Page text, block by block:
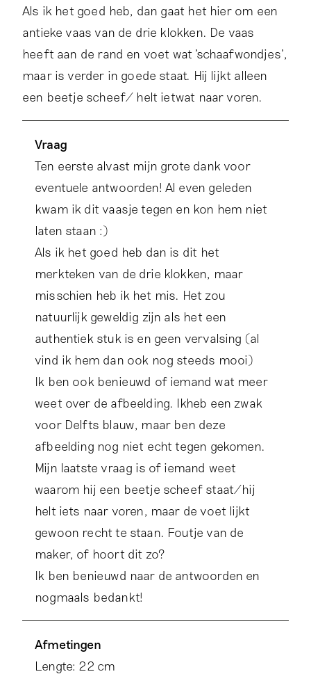
Als ik het goed heb, dan gaat het hier om een
antieke vaas van de drie klokken. De vaas
heeft aan de rand en voet wat 'schaafwondjes',
maar is verder in goede staat. Hij lijkt alleen
een beetje scheef/ helt ietwat naar voren.
Vraag
Ten eerste alvast mijn grote dank voor
eventuele antwoorden! Al even geleden
kwam ik dit vaasje tegen en kon hem niet
laten staan :)
Als ik het goed heb dan is dit het
merkteken van de drie klokken, maar
misschien heb ik het mis. Het zou
natuurlijk geweldig zijn als het een
authentiek stuk is en geen vervalsing (al
vind ik hem dan ook nog steeds mooi)
Ik ben ook benieuwd of iemand wat meer
weet over de afbeelding. Ikheb een zwak
voor Delfts blauw, maar ben deze
afbeelding nog niet echt tegen gekomen.
Mijn laatste vraag is of iemand weet
waarom hij een beetje scheef staat/hij
helt iets naar voren, maar de voet lijkt
gewoon recht te staan. Foutje van de
maker, of hoort dit zo?
Ik ben benieuwd naar de antwoorden en
nogmaals bedankt!
Afmetingen
Lengte: 22 cm